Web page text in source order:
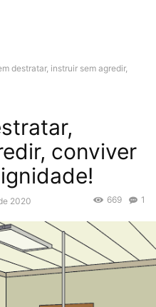
destratar, instruir sem agredir,
conviver
2020 1
669